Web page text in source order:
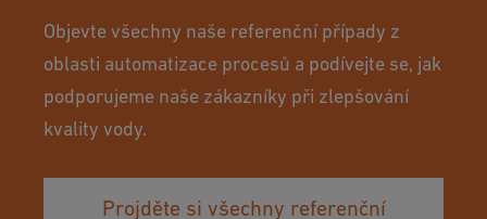
Objevte všechny naše referenční případy z
oblasti automatizace procesů a podívejte se, jak
podporujeme naše zákazníky při zlepšování
kvality vody.
Projděte si všechny referenční